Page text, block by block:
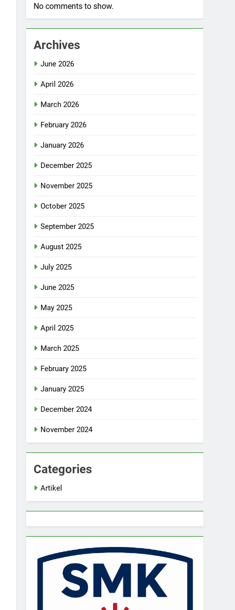
No comments to show.
Archives
June 2026
April 2026
March 2026
February 2026
January 2026
December 2025
November 2025
October 2025
September 2025
August 2025
July 2025
June 2025
May 2025
April 2025
March 2025
February 2025
January 2025
December 2024
November 2024
Categories
Artikel